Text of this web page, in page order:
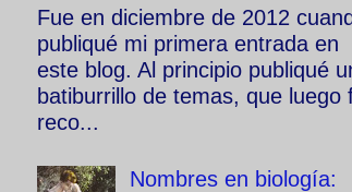
Fue en diciembre de 2012
publiqué mi primera entrada en
este blog. Al principio publiqué
batiburrillo de temas, que luego
reco...
Nombres en biología: